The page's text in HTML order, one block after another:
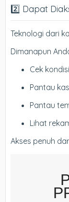
2️⃣ Dapat
Teknologi dari
Dimanapun
Cek
Pantau
Pantau
Lihat
Akses penuh